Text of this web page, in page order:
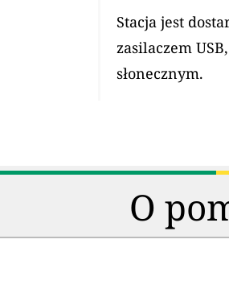
Stacja jest
zasilaczem
słonecznym.
O